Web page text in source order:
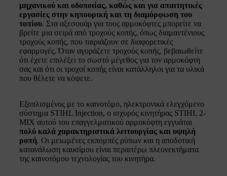
μηχανικού και οδοποιίας, καθώς και για απαιτητικές
εργασίες στην κηπουρική και τη διαμόρφωση του
τοπίου. Στα αξεσουάρ για τους αρμοκόφτες μπορείτε να
βρείτε μια σειρά από τροχούς κοπής, όπως διαμαντένιους
τροχούς κοπής, που ταιριάζουν σε διαφορετικές
εφαρμογές. Όταν αγοράζετε τροχούς κοπής, βεβαιωθείτε
ότι έχετε επιλέξει το σωστό μέγεθος για τον αρμοκόφτη
σας και ότι οι τροχοί κοπής είναι κατάλληλοι για τα υλικά
που θέλετε να κόψετε.
Εξοπλισμένος με το καινοτόμο, ηλεκτρονικά ελεγχόμενο
σύστημα STIHL Injection, ο ισχυρός κινητήρας STIHL 2-
MIX αυτού του επαγγελματικού αρμοκόφτη εγγυάται
πολύ καλά χαρακτηριστικά λειτουργίας και υψηλή
ροπή. Οι μειωμένες εκπομπές ρύπων και η αποδοτική
κατανάλωση καυσίμου είναι περαιτέρω πλεονεκτήματα
της καινοτόμου τεχνολογίας του κινητήρα.